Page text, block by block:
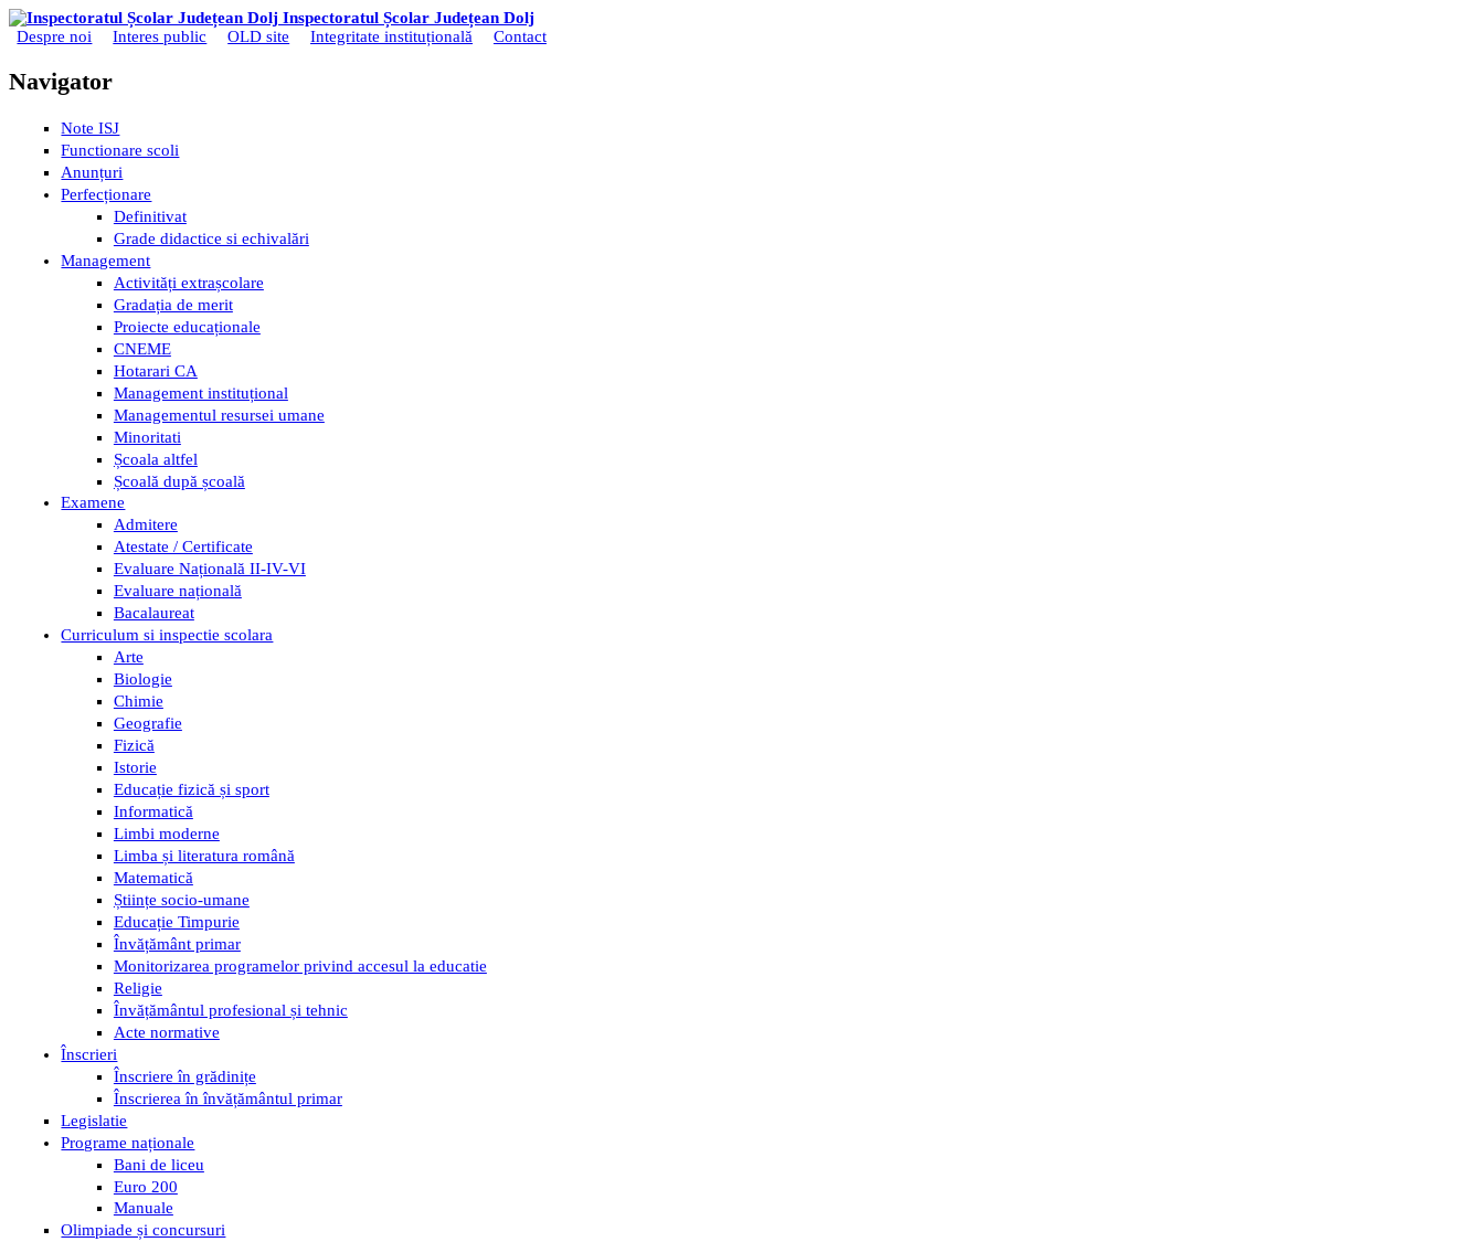
Mergi la conţinutul principal Inspectoratul Școlar Județean Dolj
Despre noi Interes public OLD site Integritate instituțională Contact
Navigator
Note ISJ
Functionare scoli
Anunțuri
Perfecționare
Definitivat
Grade didactice si echivalări
Management
Activități extrașcolare
Gradația de merit
Proiecte educaționale
CNEME
Hotarari CA
Management instituțional
Managementul resursei umane
Minoritati
Școala altfel
Școală după școală
Examene
Admitere
Atestate / Certificate
Evaluare Națională II-IV-VI
Evaluare națională
Bacalaureat
Curriculum si inspectie scolara
Arte
Biologie
Chimie
Geografie
Fizică
Istorie
Educație fizică și sport
Informatică
Limbi moderne
Limba și literatura română
Matematică
Științe socio-umane
Educație Timpurie
Învățământ primar
Monitorizarea programelor privind accesul la educatie
Religie
Învățământul profesional și tehnic
Acte normative
Înscrieri
Înscriere în grădinițe
Înscrierea în învățământul primar
Legislatie
Programe naționale
Bani de liceu
Euro 200
Manuale
Olimpiade și concursuri